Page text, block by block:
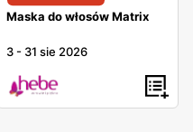
Maska do włosów Matrix
3 - 31 sie 2026